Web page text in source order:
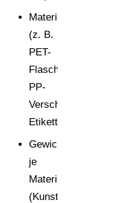
Materialstruktur
(z. B.
PET-
Flasche,
PP-
Verschluss,
Etikett)
Gewichte
je
Materialfraktion
(Kunststoff,